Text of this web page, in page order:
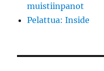
muistiinpanot
Pelattua: Inside